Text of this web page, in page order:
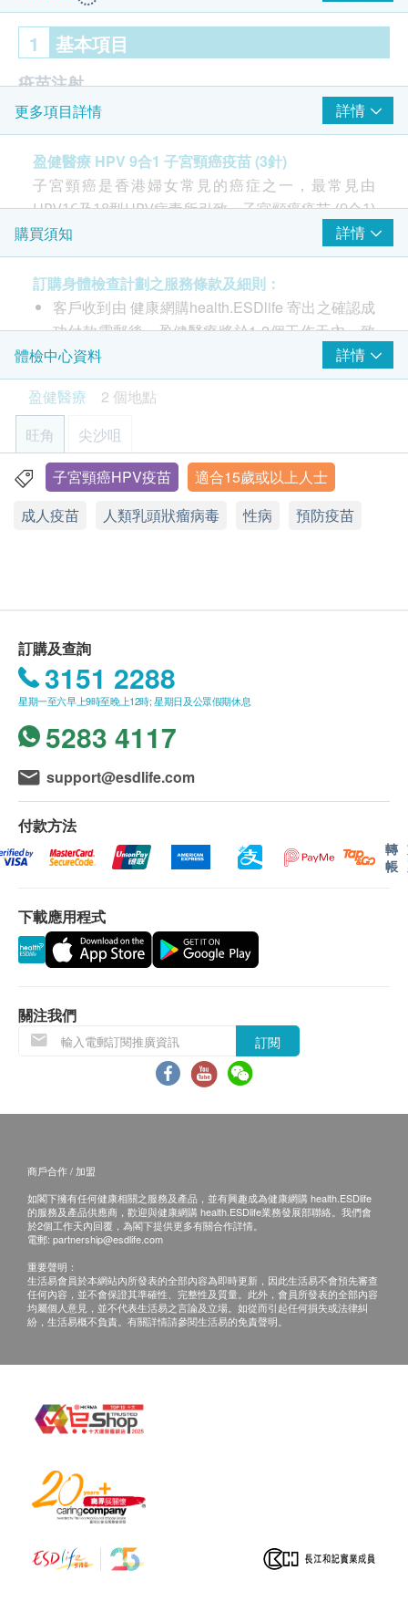
1 基本項目
疫苗注射
注射疫苗前由醫護人員負責注射評估
HPV 9合1疫苗接種 (加衛苗Gardasil 9合1 HPV 疫苗3
針)
由醫護人員負責注射程序
更多項目詳情 詳情
盈健醫療 HPV 9合1 子宮頸癌疫苗 (3針)
子宮頸癌是香港婦女常見的癌症之一，最常見由
HPV16及18型HPV病毒所引致。子宮頸癌疫苗 (9合1)
可覆蓋9種病毒型號，包括HPV 6、11、16、18、
31、33、45、52及58型。這9種型號病毒所引起的癌
症及其病變，包括子宮頸癌、外陰癌、陰道癌、肛門
癌，亦能預防性器官疣 (椰菜花)。
HPV病毒可引致的疾病並不只限於女性，有性經驗的
男士或女士都有機會受感染。此外，女性如感染HPV
有機會於生產過程中令初生嬰兒受到感染。
9合1HPV疫苗可預防80-90%的HPV相關癌症與疾病。
愈早接種，愈早得到保護。
適合人士
必須於注射第一針後起計一年內完成。
疫苗能夠提供長久的預防作用，一般無需接種加強
劑
注意事項
不適用人士
對HPV子宮頸癌疫苗有過敏反應人士
對雞蛋、蛋白或酵母有過敏反應之人士
正在懷孕的婦女 (若在開始接種後懷孕， 應推遲接
種時間，待分娩後完成餘下針數)
疫苗
如正服用藥物，但不清楚能否接受該疫苗注射，建
議先諮詢醫生意見或於注射日攜同有關藥物給醫護
*此疫苗計劃必須經醫生評估是否適合進行疫苗注射。
若經醫生評估後，客戶並不適合進行疫苗注射，將需
支付醫生診症費用HKD300，餘下差額將會退回。如
客戶已注射第一針疫苗，將不設更改已訂購的計劃，
購買須知 詳情
訂購身體檢查計劃之服務條款及細則：
客戶收到由 健康網購health.ESDlife 寄出之確認成
功付款電郵後，盈健醫療將於1-2個工作天內，致
電客戶預約身體檢查的時間及地點。
客戶亦可自行致電2397 2111 向體驗中心職員聯
絡。 (辦公時間：星期一至六；上午9時至下午6時
30分)
客戶必須於預約當天出示身份證及列印訂購確認信
以確認身份。
請注意: 由2025年6月9日起訂購之身體檢查計劃或
疫苗計劃，有效期延至6個月，客戶必須於6個月內
除了個別計劃由醫生講解報告，一般情況下，將由
註冊護士在電話上講解，及安排領取報告事宜。
所有自選項目一經電話確認預約後，項目不得作出
更改。
附加項目檢驗者必須跟計劃檢驗者為同一人。
留最後決定權。
所有身體檢查並非作為醫務診斷或治療用途。謹此
提醒閣下，儘管檢查結果表面上屬正常，還是有可
能有某些隱藏的疾病在稍後時間才會顯現。
故當閣下身體出現任何疾病徵兆時，應立即諮詢有
此計劃必須經醫護人員評估是否適合進行。若經評
估後，客戶並不適合進行檢查，將需支付評估費用
訂購疫苗檢查計劃之服務條款及細則，敬請留意以下
接種須知：
對疫苗成份過敏之人士都不宜接受注射。
注射當天如有發燒或正服用抗生素，建議延遲注
射。
療(如化療、類固醇等)，應先諮詢醫生意見及指導
如正服用藥物，但不清楚能否接受該疫苗注射，建
議先諮詢醫生意見或於注射日攜同有關藥物給醫護
人員檢查，方決定是否適合注射。
若經醫護人員評估後，閣下並不適合進行疫苗注
射，將需支付醫生診症費用HK$350，差額將會退
回。
所有健康檢查/服務並非作為醫務診斷或治療用
途。當閣下身體健康出現任何疾病徵兆時，應立即
本服務/產品由商戶提供。生活易【健康網購
health.ESDlife】並沒有經營或提供本服務/產品。
有關此服務/產品的錯漏或延誤，或因使用此服務/
產品而引致的損失、損害、受傷或法律訴訟，健康
網購health.ESDlife概不負責。一切有關的索償或
體檢中心資料
詳情
盈健醫療
2 個地點
旺角
尖沙咀
旺角-健柏醫學造影中心：旺角彌敦道625及639號雅蘭中心
子宮頸癌HPV疫苗
適合15歲或以上人士
成人疫苗
人類乳頭狀瘤病毒 性病 預防疫苗
訂購及查詢
3151 2288
星期一至六早上9時至晚上12時; 星期日及公眾假期休息
5283 4117
support@esdlife.com
付款方法
轉
帳
下載應用程式
關注我們
訂閱
商戶合作 / 加盟
如閣下擁有任何健康相關之服務及產品，並有興趣成為健康網購 health.ESDlife
的服務及產品供應商，歡迎與健康網購 health.ESDlife業務發展部聯絡。我們會
於2個工作天內回覆，為閣下提供更多有關合作詳情。
電郵: partnership@esdlife.com
重要聲明：
生活易會員於本網站內所發表的全部內容為即時更新，因此生活易不會預先審查
任何內容，並不會保證其準確性、完整性及質量。此外，會員所發表的全部內容
均屬個人意見，並不代表生活易之言論及立場。如從而引起任何損失或法律糾
紛，生活易概不負責。有關詳情請參閱生活易的免責聲明。